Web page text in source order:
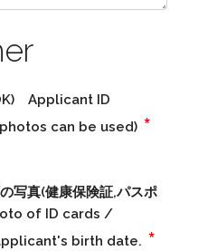
Applicant ID
can be used) *
写真(健康保険証,パスポ
of ID cards /
birth date. *